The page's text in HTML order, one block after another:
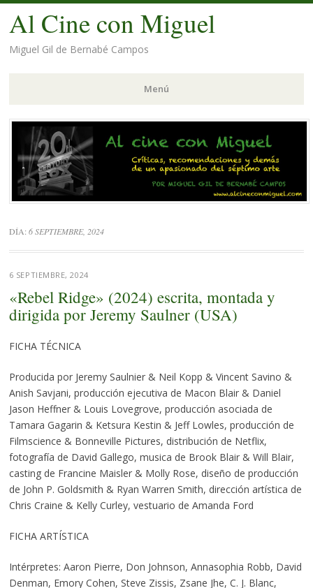
Al Cine con Miguel
Miguel Gil de Bernabé Campos
Menú
Saltar
contenido.
DÍA: 6 SEPTIEMBRE, 2024
6 SEPTIEMBRE, 2024
«Rebel Ridge» (2024) escrita, montada y
dirigida por Jeremy Saulner (USA)
FICHA TÉCNICA
Producida por Jeremy Saulnier & Neil Kopp & Vincent Savino &
Anish Savjani, producción ejecutiva de Macon Blair & Daniel
Jason Heffner & Louis Lovegrove, producción asociada de
Tamara Gagarin & Ketsura Kestin & Jeff Lowles, producción de
Filmscience & Bonneville Pictures, distribución de Netflix,
fotografía de David Gallego, musica de Brook Blair & Will Blair,
casting de Francine Maisler & Molly Rose, diseño de producción
de John P. Goldsmith & Ryan Warren Smith, dirección artística de
Chris Craine & Kelly Curley, vestuario de Amanda Ford
FICHA ARTÍSTICA
Intérpretes: Aaron Pierre, Don Johnson, Annasophia Robb, David
Denman, Emory Cohen, Steve Zissis, Zsane Jhe, C. J. Blanc,